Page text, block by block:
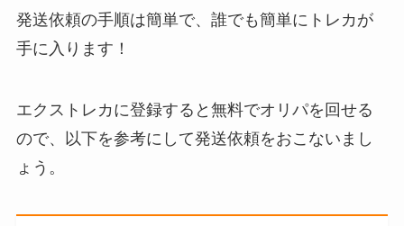
発送依頼の手順は簡単で、誰でも簡単にトレカが
手に入ります！
エクストレカに登録すると無料でオリパを回せる
ので、以下を参考にして発送依頼をおこないまし
ょう。